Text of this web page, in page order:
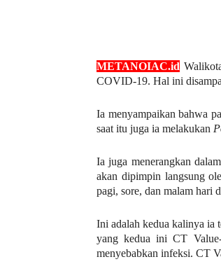
METANOIAC.id
COVID-19. Hal ini
Ia menyampaikan bahwa
saat itu juga ia melakukan
Ia juga menerangkan d
akan dipimpin langsung
pagi, sore, dan malam hari
Ini adalah kedua kalinya ia
yang kedua ini CT
menyebabkan infeksi. CT